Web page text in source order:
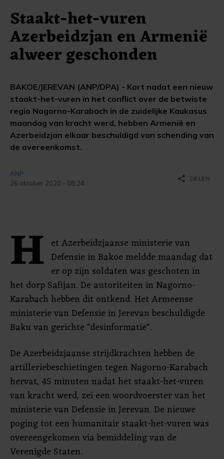
Staakt-het-vuren
Azerbeidzjan en Armenië
alweer geschonden
BAKOE/JEREVAN (ANP/DPA) - Kort nadat een nieuw
staakt-het-vuren in het conflict over de betwiste
regio Nagorno-Karabach in de zuidelijke Kaukasus
maandag van kracht werd, hebben Armenië en
Azerbeidzjan elkaar beschuldigd van schending van
de overeenkomst.
ANP
26 oktober 2020 - 08:24
share DELEN
H et Azerbeidzjaanse ministerie van
Defensie in Bakoe meldde maandag dat
er op zijn soldaten was geschoten in
het dorp Safijan. De autoriteiten in Nagorno-
Karabach hebben dit ontkend. Het Armeense
ministerie van Defensie in Jerevan beschuldigde
Baku van gerichte "desinformatie".
De Azerbeidzjaanse strijdkrachten hebben de
artilleriebeschietingen tegen Nagorno-Karabach
hervat, 45 minuten nadat het staakt-het-vuren
van kracht werd, zei een woordvoerster van het
ministerie van Defensie in Jerevan. De nieuwe
poging tot een humanitair staakt-het-vuren was
overeengekomen via bemiddeling van de
Verenigde Staten.